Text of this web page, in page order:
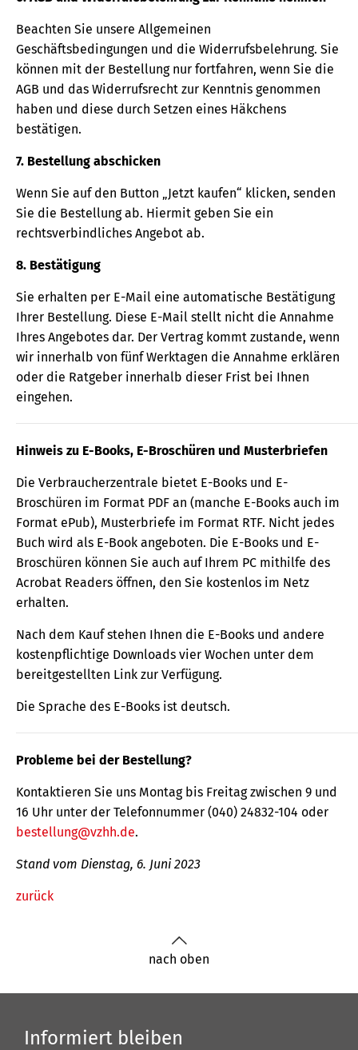
Beachten Sie unsere Allgemeinen
Geschäftsbedingungen und die Widerrufsbelehrung. Sie
können mit der Bestellung nur fortfahren, wenn Sie die
AGB und das Widerrufsrecht zur Kenntnis genommen
haben und diese durch Setzen eines Häkchens
bestätigen.
7. Bestellung abschicken
Wenn Sie auf den Button „Jetzt kaufen“ klicken, senden
Sie die Bestellung ab. Hiermit geben Sie ein
rechtsverbindliches Angebot ab.
8. Bestätigung
Sie erhalten per E-Mail eine automatische Bestätigung
Ihrer Bestellung. Diese E-Mail stellt nicht die Annahme
Ihres Angebotes dar. Der Vertrag kommt zustande, wenn
wir innerhalb von fünf Werktagen die Annahme erklären
oder die Ratgeber innerhalb dieser Frist bei Ihnen
eingehen.
Hinweis zu E-Books, E-Broschüren und Musterbriefen
Die Verbraucherzentrale bietet E-Books und E-
Broschüren im Format PDF an (manche E-Books auch im
Format ePub), Musterbriefe im Format RTF. Nicht jedes
Buch wird als E-Book angeboten. Die E-Books und E-
Broschüren können Sie auch auf Ihrem PC mithilfe des
Acrobat Readers öffnen, den Sie kostenlos im Netz
erhalten.
Nach dem Kauf stehen Ihnen die E-Books und andere
kostenpflichtige Downloads vier Wochen unter dem
bereitgestellten Link zur Verfügung.
Die Sprache des E-Books ist deutsch.
Probleme bei der Bestellung?
Kontaktieren Sie uns Montag bis Freitag zwischen 9 und
16 Uhr unter der Telefonnummer (040) 24832-104 oder
bestellung@vzhh.de.
Stand vom Dienstag, 6. Juni 2023
zurück
nach oben
Informiert bleiben